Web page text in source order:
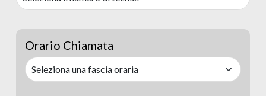
Orario Chiamata